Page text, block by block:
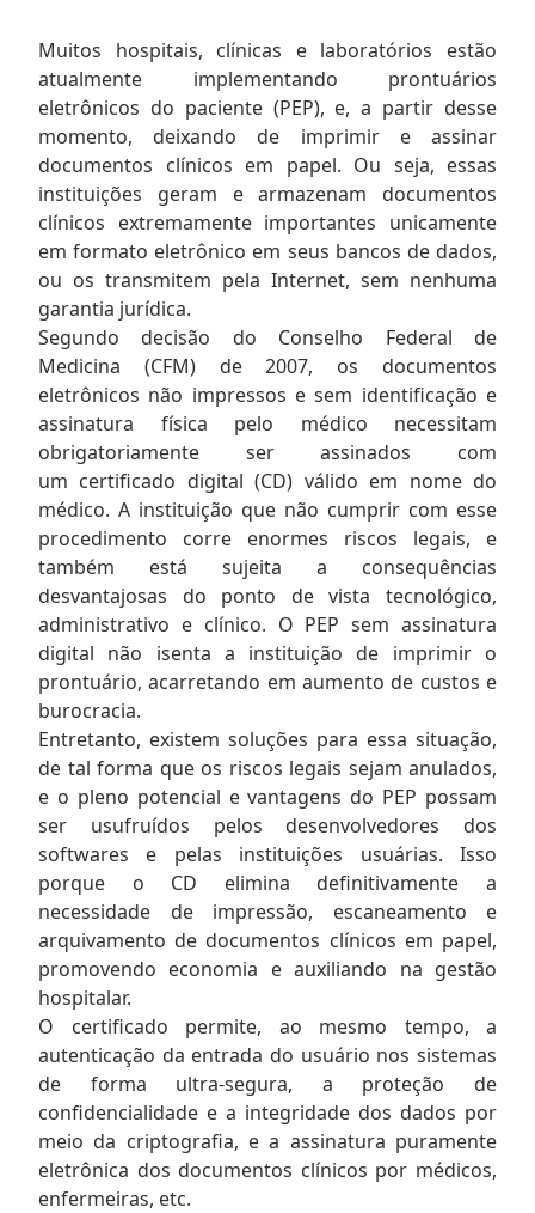
Muitos hospitais, clínicas e laboratórios estão
atualmente implementando prontuários
eletrônicos do paciente (PEP), e, a partir desse
momento, deixando de imprimir e assinar
documentos clínicos em papel. Ou seja, essas
instituições geram e armazenam documentos
clínicos extremamente importantes unicamente
em formato eletrônico em seus bancos de dados,
ou os transmitem pela Internet, sem nenhuma
garantia jurídica.
Segundo decisão do Conselho Federal de
Medicina (CFM) de 2007, os documentos
eletrônicos não impressos e sem identificação e
assinatura física pelo médico necessitam
obrigatoriamente ser assinados com
um certificado digital (CD) válido em nome do
médico. A instituição que não cumprir com esse
procedimento corre enormes riscos legais, e
também está sujeita a consequências
desvantajosas do ponto de vista tecnológico,
administrativo e clínico. O PEP sem assinatura
digital não isenta a instituição de imprimir o
prontuário, acarretando em aumento de custos e
burocracia.
Entretanto, existem soluções para essa situação,
de tal forma que os riscos legais sejam anulados,
e o pleno potencial e vantagens do PEP possam
ser usufruídos pelos desenvolvedores dos
softwares e pelas instituições usuárias. Isso
porque o CD elimina definitivamente a
necessidade de impressão, escaneamento e
arquivamento de documentos clínicos em papel,
promovendo economia e auxiliando na gestão
hospitalar.
O certificado permite, ao mesmo tempo, a
autenticação da entrada do usuário nos sistemas
de forma ultra-segura, a proteção de
confidencialidade e a integridade dos dados por
meio da criptografia, e a assinatura puramente
eletrônica dos documentos clínicos por médicos,
enfermeiras, etc.